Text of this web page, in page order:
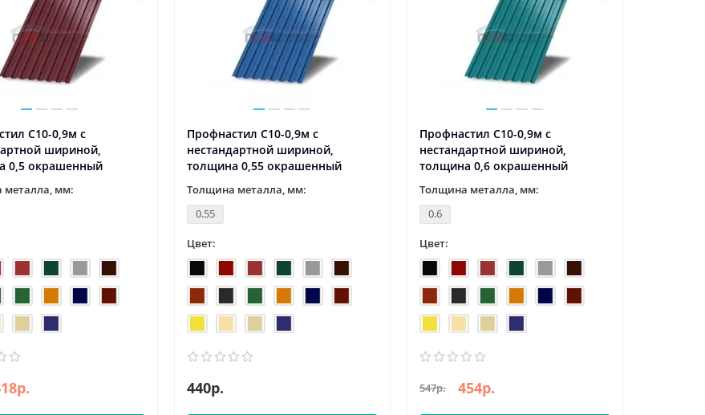
С10-0,9м с
шириной,
0,5 окрашенный
металла, мм:
Профнастил С10-0,9м с
нестандартной шириной,
толщина 0,55 окрашенный
Толщина металла, мм:
0.55
Цвет:
440р.
Профнастил С10-0,9м с
нестандартной шириной,
толщина 0,6 окрашенный
Толщина металла, мм:
0.6
Цвет:
547р. 454р.